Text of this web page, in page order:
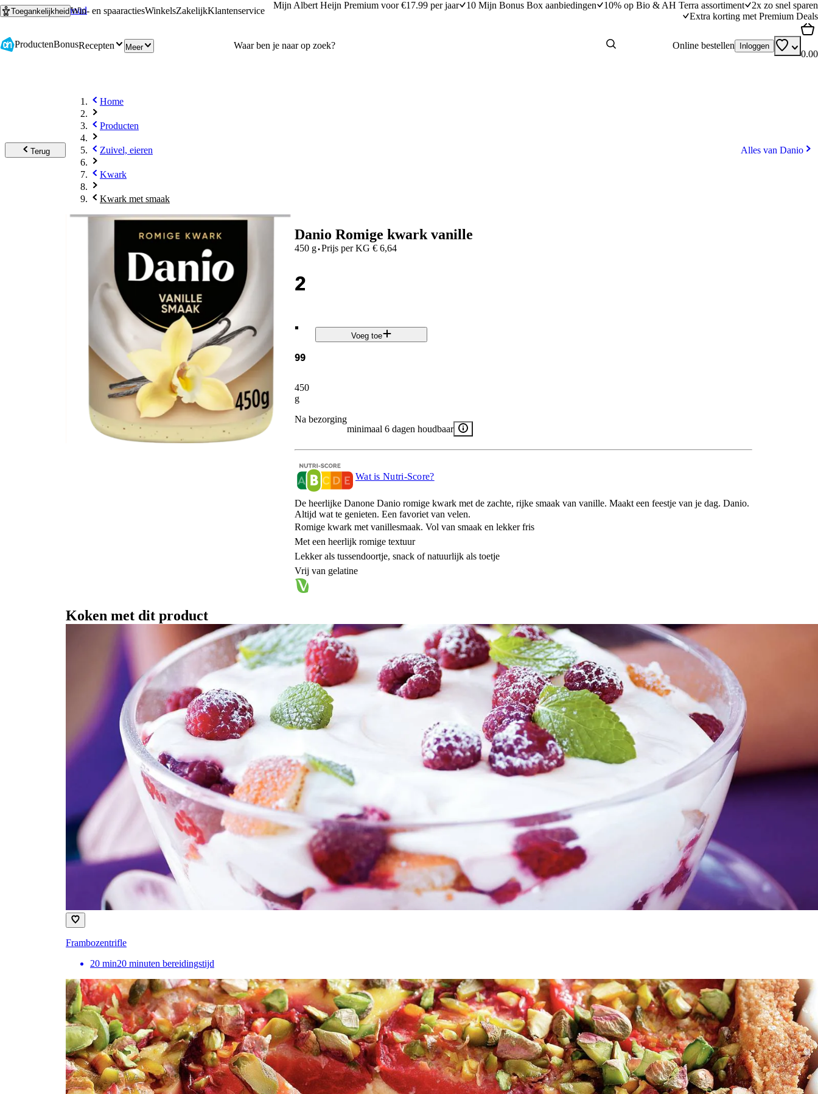
Ga naar hoofdinhoud
Ga naar zoeken
ToegankelijkheidWin- en spaaractiesWinkelsZakelijkKlantenservice
Mijn Albert Heijn Premium voor €17.99 per jaar 10 Mijn Bonus Box aanbiedingen 10% op Bio & AH Terra assortiment
2x zo snel sparen
Extra korting met Premium Deals
ProductenBonusRecepten Meer Online bestellen Inloggen
0.00
Terug
Home
Producten
Zuivel, eieren
Kwark
Kwark met smaak
Alles van Danio
Danio Romige kwark vanille
450 g·Prijs per KG € 6,64
2
.
99
450
g
Voeg toe
Na bezorging
minimaal 6 dagen houdbaar
Wat is Nutri-Score?
De heerlijke Danone Danio romige kwark met de zachte, rijke smaak van vanille. Maakt een feestje van je dag. Danio.
Altijd wat te genieten. Een favoriet van velen.
Romige kwark met vanillesmaak. Vol van smaak en lekker fris
Met een heerlijk romige textuur
Lekker als tussendoortje, snack of natuurlijk als toetje
Vrij van gelatine
Koken met dit product
Frambozentrifle
20 min20 minuten bereidingstijd